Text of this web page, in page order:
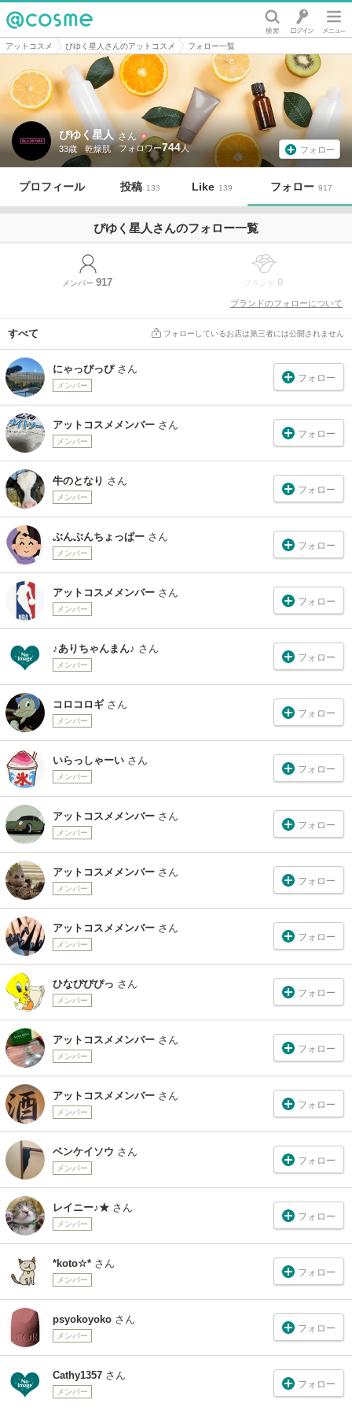
@cosme
アットコスメ ぴゆく星人さんのアットコスメ フォロー一覧
ぴゆく星人 さん
33歳 乾燥肌 744 フォロー
プロフィール 投稿 133 Like 139 フォロー 917
ぴゆく星人さんのフォロー一覧
メンバー 917 ブランド 0
ブランドのフォローについて
すべて フォローしているお店は第三者には公開されません
にゃっぴっぴ さん
メンバー
フォロー
アットコスメメンバー さん
メンバー
フォロー
牛のとなり さん
メンバー
フォロー
ぶんぶんちょっぱー さん
メンバー
フォロー
アットコスメメンバー さん
メンバー
フォロー
♪ありちゃんまん♪ さん
メンバー
フォロー
コロコロギ さん
メンバー
フォロー
いらっしゃーい さん
メンバー
フォロー
アットコスメメンバー さん
メンバー
フォロー
アットコスメメンバー さん
メンバー
フォロー
アットコスメメンバー さん
メンバー
フォロー
ひなぴぴぴっ さん
メンバー
フォロー
アットコスメメンバー さん
メンバー
フォロー
アットコスメメンバー さん
メンバー
フォロー
ベンケイソウ さん
メンバー
フォロー
レイニー♪★ さん
メンバー
フォロー
*koto☆* さん
メンバー
フォロー
psyokoyoko さん
メンバー
フォロー
Cathy1357 さん
メンバー
フォロー